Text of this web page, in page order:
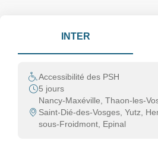
INTER
Accessibilité des PSH
5 jours
Nancy-Maxéville, Thaon-les-
Saint-Dié-des-Vosges, Yutz,
sous-Froidmont, Epinal